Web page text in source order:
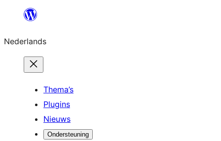
de
inhoud
Nederlands
Thema’s
Plugins
Nieuws
Ondersteuning